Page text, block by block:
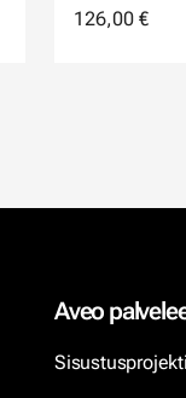
126,00 €
Aveo